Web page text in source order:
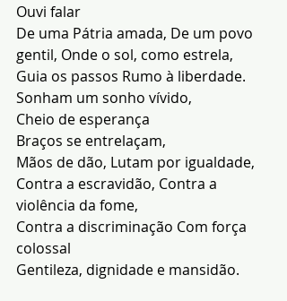
Ouvi falar
De uma Pátria amada, De um povo
gentil, Onde o sol, como estrela,
Guia os passos Rumo à liberdade.
Sonham um sonho vívido,
Cheio de esperança
Braços se entrelaçam,
Mãos de dão, Lutam por igualdade,
Contra a escravidão, Contra a
violência da fome,
Contra a discriminação Com força
colossal
Gentileza, dignidade e mansidão.